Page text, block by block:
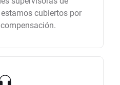
cubiertos por